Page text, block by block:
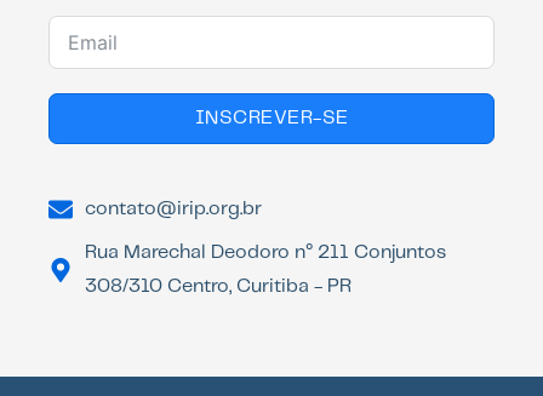
INSCREVER-SE
contato@irip.org.br
Rua Marechal Deodoro n° 211 Conjuntos
308/310 Centro, Curitiba - PR